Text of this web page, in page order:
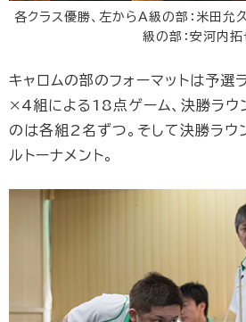
各クラス優勝、左からA級の部：米田允
級の部：安河内拓
キャロムの部のフォーマットは予選
×4組による18点ゲーム、決勝ラウ
のは各組2名ずつ。そして決勝ラウ
ルトーナメント。